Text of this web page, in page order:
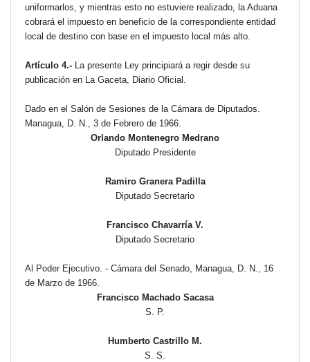
uniformarlos, y mientras esto no estuviere realizado, la Aduana
cobrará el impuesto en beneficio de la correspondiente entidad
local de destino con base en el impuesto local más alto.
Artículo 4.- La presente Ley principiará a regir desde su
publicación en La Gaceta, Diario Oficial.
Dado en el Salón de Sesiones de la Cámara de Diputados.
Managua, D. N., 3 de Febrero de 1966.
Orlando Montenegro Medrano
Diputado Presidente
Ramiro Granera Padilla
Diputado Secretario
Francisco Chavarría V.
Diputado Secretario
Al Poder Ejecutivo. - Cámara del Senado, Managua, D. N., 16
de Marzo de 1966.
Francisco Machado Sacasa
S. P.
Humberto Castrillo M.
S. S.